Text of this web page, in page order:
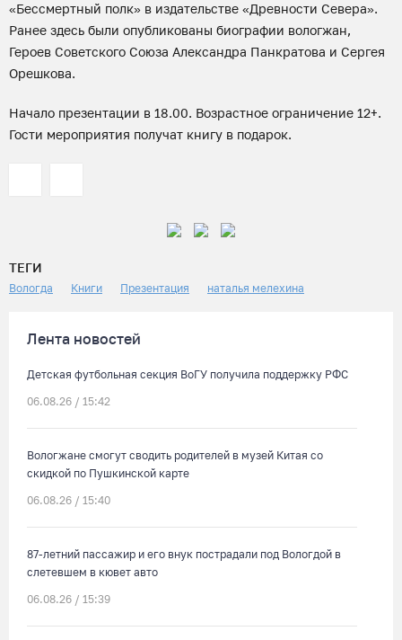
«Бессмертный полк» в издательстве «Древности Севера».
Ранее здесь были опубликованы биографии вологжан,
Героев Советского Союза Александра Панкратова и Сергея
Орешкова.
Начало презентации в 18.00. Возрастное ограничение 12+.
Гости мероприятия получат книгу в подарок.
ТЕГИ
Вологда Книги Презентация наталья мелехина
Лента новостей
Детская футбольная секция ВоГУ получила поддержку РФС
06.08.26 / 15:42
Вологжане смогут сводить родителей в музей Китая со
скидкой по Пушкинской карте
06.08.26 / 15:40
87-летний пассажир и его внук пострадали под Вологдой в
слетевшем в кювет авто
06.08.26 / 15:39